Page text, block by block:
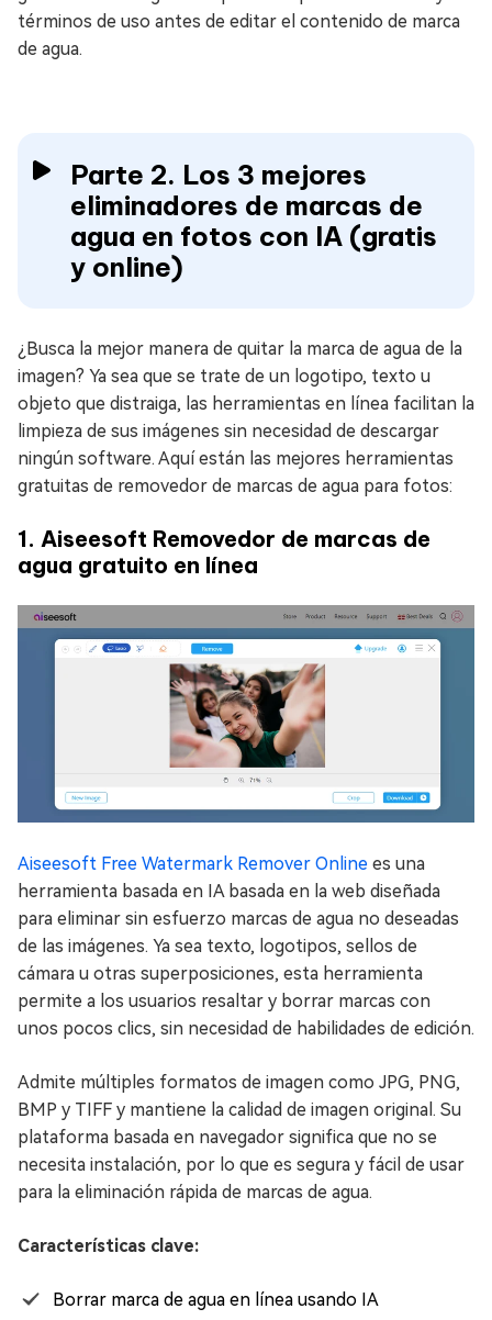
términos de uso antes de editar el contenido de marca
de agua.
Parte 2. Los 3 mejores
eliminadores de marcas de
agua en fotos con IA (gratis
y online)
¿Busca la mejor manera de quitar la marca de agua de la
imagen? Ya sea que se trate de un logotipo, texto u
objeto que distraiga, las herramientas en línea facilitan la
limpieza de sus imágenes sin necesidad de descargar
ningún software. Aquí están las mejores herramientas
gratuitas de removedor de marcas de agua para fotos:
1. Aiseesoft Removedor de marcas de
agua gratuito en línea
Aiseesoft Free Watermark Remover Online es una
herramienta basada en IA basada en la web diseñada
para eliminar sin esfuerzo marcas de agua no deseadas
de las imágenes. Ya sea texto, logotipos, sellos de
cámara u otras superposiciones, esta herramienta
permite a los usuarios resaltar y borrar marcas con
unos pocos clics, sin necesidad de habilidades de edición.
Admite múltiples formatos de imagen como JPG, PNG,
BMP y TIFF y mantiene la calidad de imagen original. Su
plataforma basada en navegador significa que no se
necesita instalación, por lo que es segura y fácil de usar
para la eliminación rápida de marcas de agua.
Características clave:
Borrar marca de agua en línea usando IA